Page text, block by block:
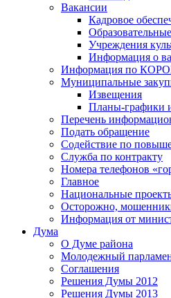
Вакансии
Кадровое
Учреждения
Информация о
Информация по
Муниципальные
Извещения
Планы-графики
Перечень
Подать обращение
Содействие по
Служба по контракту
Номера телефонов
Главное
Национальные
Осторожно,
Информация от
Дума
О Думе района
Молодежный
Соглашения
Решения Думы 2012
Решения Думы 2013